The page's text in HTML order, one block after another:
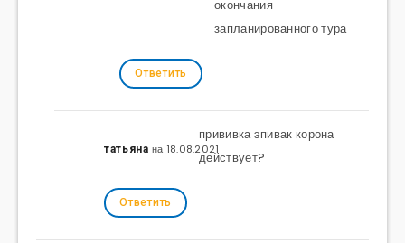
окончания
запланированного тура
Ответить
татьяна на 18.08.2021
прививка эпивак корона
действует?
Ответить